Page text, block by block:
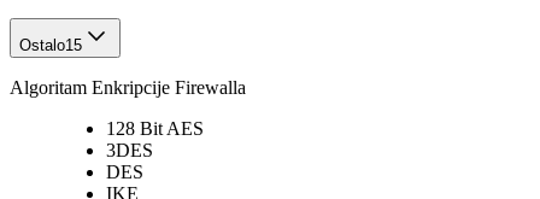
Ostalo15
Algoritam Enkripcije Firewalla
128 Bit AES
3DES
DES
IKE